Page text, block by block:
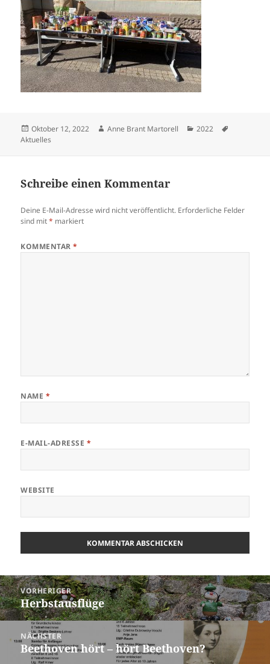
Veröffentlicht
am
Oktober 12, 2022 Autor
Anne Brant Martorell Kategorien
2022
Aktuelles
Schreibe einen Kommentar
Deine E-Mail-Adresse wird nicht veröffentlicht. Erforderliche Felder
sind mit* markiert
KOMMENTAR*
NAME *
E-MAIL-ADRESSE *
WEBSITE
Beitragsnavigation
VORHERIGER
Vorheriger
Beitrag:
Herbstausflüge
NÄCHSTER
Nächster
Beethoven hört – hört Beethoven?